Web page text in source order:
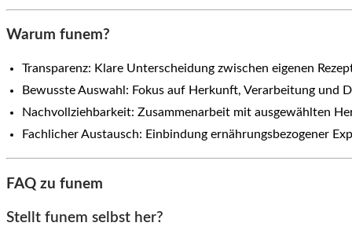
Warum funem?
Transparenz: Klare Unterscheidung zwischen eigenen
Bewusste Auswahl: Fokus auf Herkunft, Verarbeitung und
Nachvollziehbarkeit: Zusammenarbeit mit ausgewählten
Fachlicher Austausch: Einbindung ernährungsbezogener
FAQ zu funem
Stellt funem selbst her?